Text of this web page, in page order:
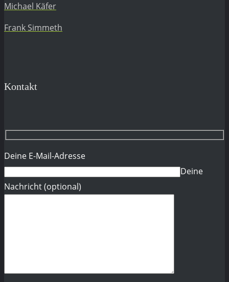
Michael Käfer
Frank Simmeth
Kontakt
Deine E-Mail-Adresse
Deine
Nachricht (optional)